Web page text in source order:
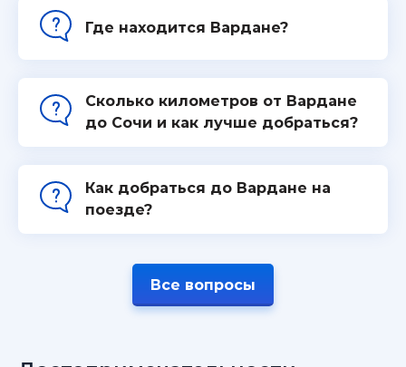
Где находится Вардане?
Сколько километров от Вардане
до Сочи и как лучше добраться?
Как добраться до Вардане на
поезде?
Все вопросы